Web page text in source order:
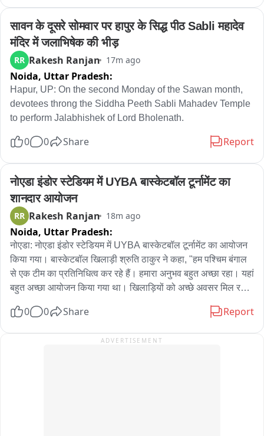
सावन के दूसरे सोमवार पर हापुर के सिद्ध पीठ Sabli महादेव
मंदिर में जलाभिषेक की भीड़
RR Rakesh Ranjan 17m ago
Noida, Uttar Pradesh:
Hapur, UP: On the second Monday of the Sawan month,
devotees throng the Siddha Peeth Sabli Mahadev Temple
to perform Jalabhishek of Lord Bholenath.
0 0 Share Report
नोएडा इंडोर स्टेडियम में UYBA बास्केटबॉल टूर्नामेंट का
शानदार आयोजन
RR Rakesh Ranjan 18m ago
Noida, Uttar Pradesh:
नोएडा: नोएडा इंडोर स्टेडियम में UYBA बास्केटबॉल टूर्नामेंट का आयोजन
किया गया। बास्केटबॉल खिलाड़ी श्रुति ठाकुर ने कहा, "हम पश्चिम बंगाल
से एक टीम का प्रतिनिधित्व कर रहे हैं। हमारा अनुभव बहुत अच्छा रहा। यहां
बहुत अच्छा आयोजन किया गया था। खिलाड़ियों को अच्छे अवसर मिल रहे
0 0 Share Report
ADVERTISEMENT